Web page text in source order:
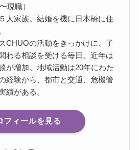
現職）
人家族。結婚を機に日本橋に住
CHUOの活動をきっかけに、子
わる相談を受ける毎日。近年は
が増加。地域活動は20年にわた
経験から、都市と交通、危機管
績がある。
フィールを見る